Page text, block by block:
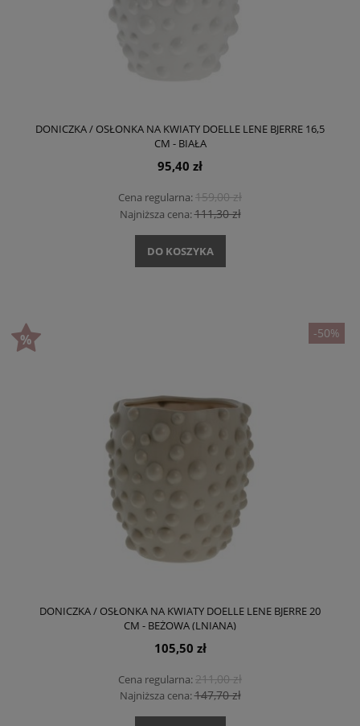
DONICZKA / OSŁONKA NA KWIATY DOELLE LENE BJERRE 16,5
CM - BIAŁA
95,40 zł
Cena regularna:159,00 zł
Najniższa cena:111,30 zł
DO KOSZYKA
DONICZKA / OSŁONKA NA KWIATY DOELLE LENE BJERRE 20
CM - BEŻOWA (LNIANA)
105,50 zł
Cena regularna:211,00 zł
Najniższa cena:147,70 zł
-50%